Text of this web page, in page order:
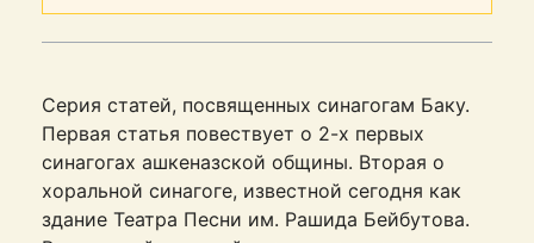
Серия статей, посвященных синагогам Баку.
Первая статья повествует о 2-х первых
синагогах ашкеназской общины. Вторая о
хоральной синагоге, известной сегодня как
здание Театра Песни им. Рашида Бейбутова.